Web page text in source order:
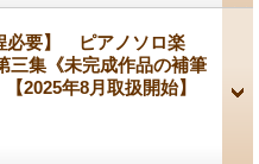
必要】 ピアノソロ楽
集《未完成作品の補筆
年8月取扱開始】